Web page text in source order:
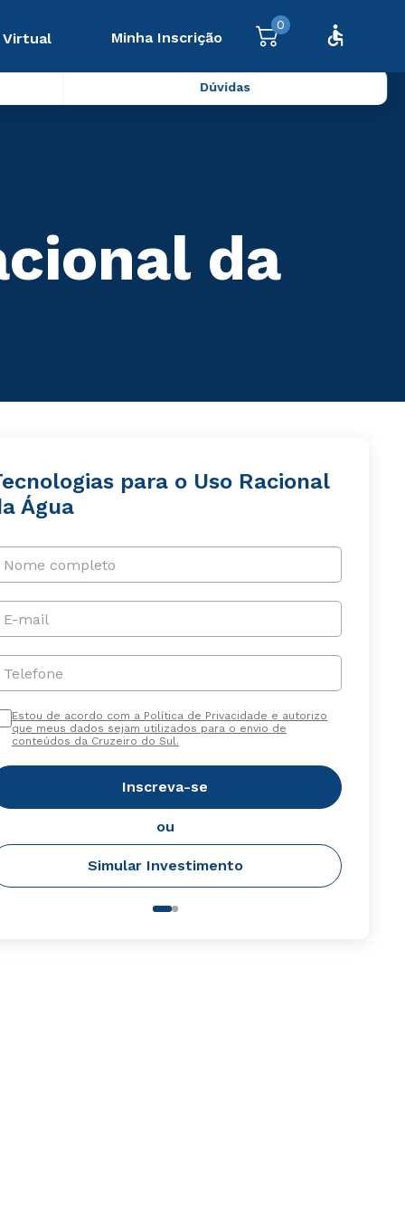
Virtual Minha Inscrição
0
Dúvidas
da
para o Uso Racional
Água
Nome completo
E-mail
Telefone
Estou de acordo com a Política de Privacidade e autorizo
que meus dados sejam utilizados para o envio de
conteúdos da Cruzeiro do Sul.
Inscreva-se
ou
Simular Investimento